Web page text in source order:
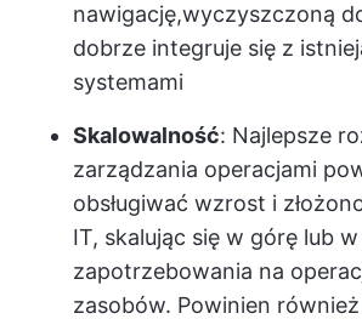
nawigację,wyczyszczoną
dobrze integruje się z
systemami
Skalowalność: Najlepsze
zarządzania operacjami
obsługiwać wzrost i
IT, skalując się w górę lub w
zapotrzebowania na
zasobów. Powinien